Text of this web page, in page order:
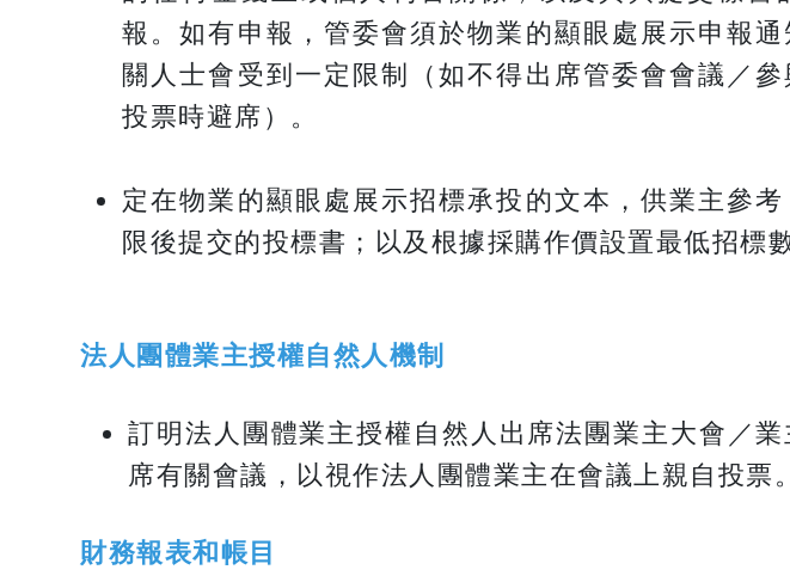
報。如有申報，管委會須於物業的顯眼處展示申報
關人士會受到一定限制（如不得出席管委會會議／
投票時避席）。
定在物業的顯眼處展示招標承投的文本，供業主參
限後提交的投標書；以及根據採購作價設置最低招標
法人團體業主授權自然人機制
訂明法人團體業主授權自然人出席法團業主大會／
席有關會議，以視作法人團體業主在會議上親自投票。
財務報表和帳目